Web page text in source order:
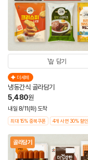
담기
더세페
냉동간식 골라담기
5,480원
내일 8/11(화) 도착
최대 15% 중복쿠폰 4개 사면 30% 할인
골라담기